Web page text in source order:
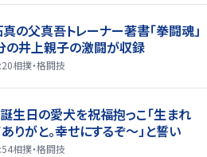
の父真吾トレーナー著書「拳闘魂」
井上親子の激闘が収録
相撲・格闘技
生日の愛犬を祝福抱っこ「生まれ
りがと。幸せにするぞ～」と誓い
相撲・格闘技